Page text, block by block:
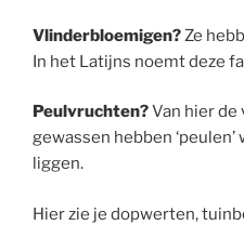
Vlinderbloemigen?Ze
In het Latijns noemt deze
Peulvruchten?Van hier
gewassen hebben
liggen.
Hier zie je dopwerten,